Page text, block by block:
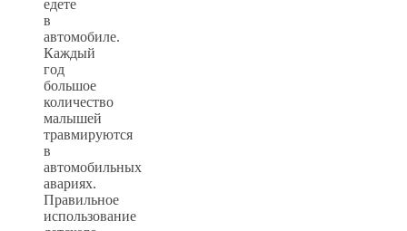
едете
в
автомобиле.
Каждый
год
большое
количество
малышей
травмируются
в
автомобильных
авариях.
Правильное
использование